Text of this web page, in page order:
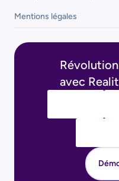
Mentions légales
avec